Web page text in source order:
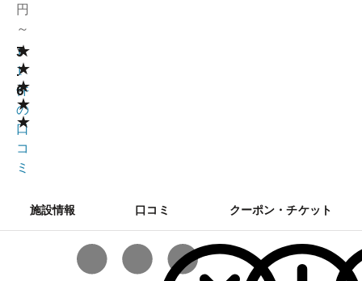
円
～
★
★
★
★
★
3
.
6
1
1
件
の
口
コ
ミ
施設情報 口コミ クーポン・チケット